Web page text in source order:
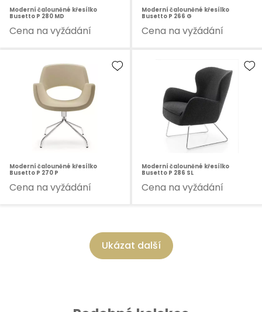
Moderní čalouněné křesílko
Busetto P 280 MD
Cena na vyžádání
Moderní čalouněné křesílko
Busetto P 266 G
Cena na vyžádání
Moderní čalouněné křesílko
Busetto P 270 P
Cena na vyžádání
Moderní čalouněné křesílko
Busetto P 286 SL
Cena na vyžádání
Ukázat další